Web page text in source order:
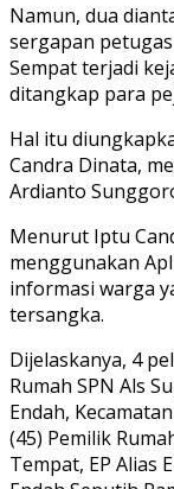
Namun, dua
sergapan
Sempat terjadi
ditangkap para
Hal itu
Candra Dinata,
Ardianto
Menurut Iptu
menggunakan
informasi warga
tersangka.
Dijelaskanya, 4
Rumah SPN Als
Endah,
(45) Pemilik
Tempat, EP Alias